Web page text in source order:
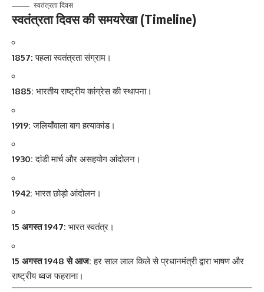
स्वतंत्रता दिवस
स्वतंत्रता दिवस की समयरेखा (Timeline)
1857: पहला स्वतंत्रता संग्राम।
1885: भारतीय राष्ट्रीय कांग्रेस की स्थापना।
1919: जलियाँवाला बाग हत्याकांड।
1930: दांडी मार्च और असहयोग आंदोलन।
1942: भारत छोड़ो आंदोलन।
15 अगस्त 1947: भारत स्वतंत्र।
15 अगस्त 1948 से आज: हर साल लाल किले से प्रधानमंत्री द्वारा भाषण और
राष्ट्रीय ध्वज फहराना।